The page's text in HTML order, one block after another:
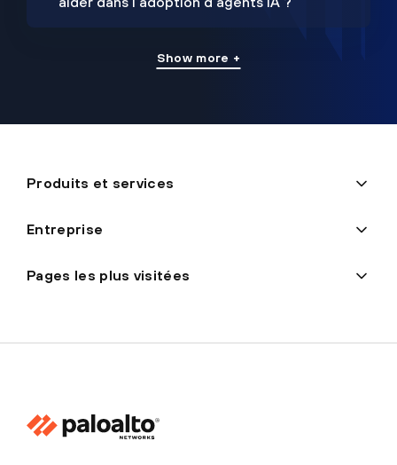
Show more +
Produits et services
Entreprise
Pages les plus visitées